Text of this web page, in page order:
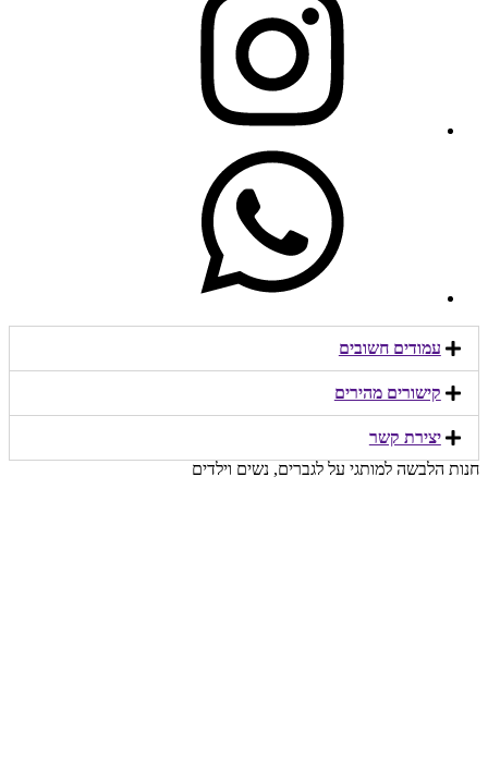
עמודים חשובים
קישורים מהירים​
יצירת קשר​
חנות הלבשה למותגי על לגברים, נשים וילדים